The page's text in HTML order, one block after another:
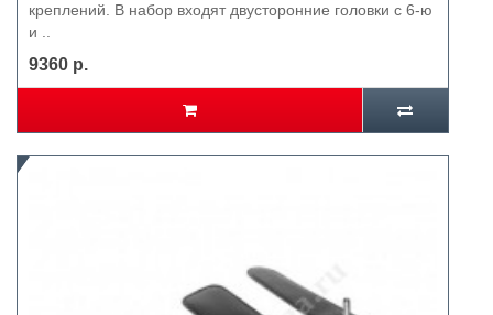
креплений. В набор входят двусторонние головки с 6-ю
и ..
9360 р.